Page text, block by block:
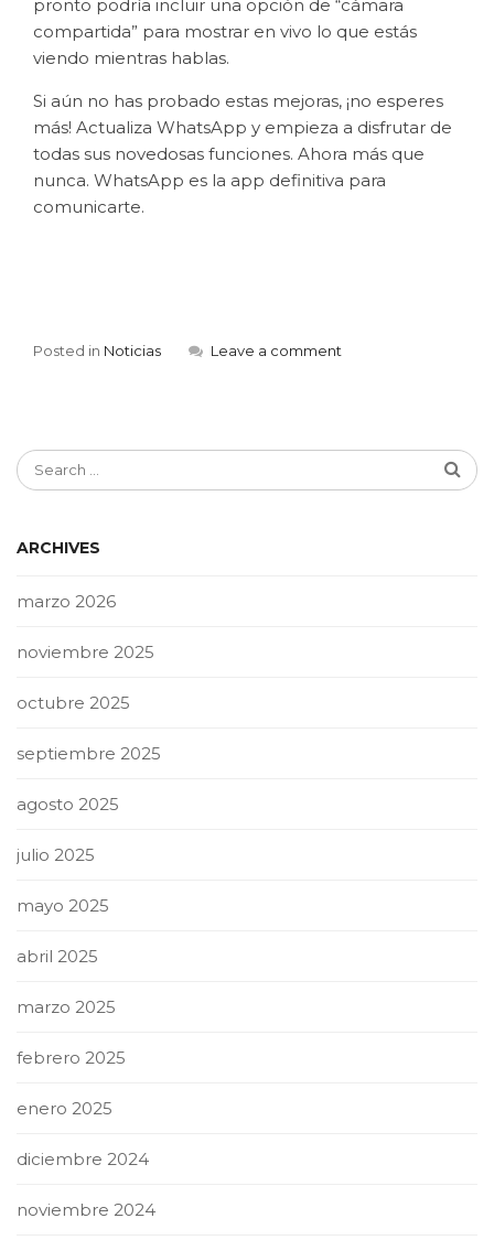
pronto podría incluir una opción de “cámara
compartida” para mostrar en vivo lo que estás
viendo mientras hablas.
Si aún no has probado estas mejoras, ¡no esperes
más! Actualiza WhatsApp y empieza a disfrutar de
todas sus novedosas funciones. Ahora más que
nunca. WhatsApp es la app definitiva para
comunicarte.
Posted in Noticias Leave a comment
ARCHIVES
marzo 2026
noviembre 2025
octubre 2025
septiembre 2025
agosto 2025
julio 2025
mayo 2025
abril 2025
marzo 2025
febrero 2025
enero 2025
diciembre 2024
noviembre 2024